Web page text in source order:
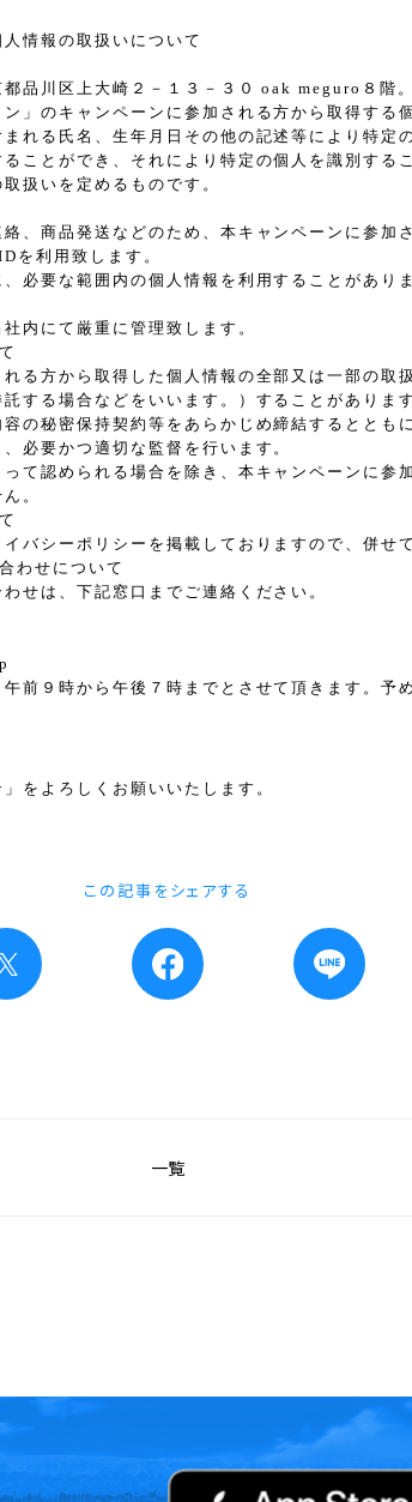
情報の取扱いについて
品川区上大崎２－１３－３０ oak meguro８階
」のキャンペーンに参加される方から取得する
れる氏名、生年月日その他の記述等により特定
ことができ、それにより特定の個人を識別する
扱いを定めるものです。
、商品発送などのため、本キャンペーンに参加
を利用致します。
必要な範囲内の個人情報を利用することがありま
内にて厳重に管理致します。
る方から取得した個人情報の全部又は一部の取
する場合などをいいます。）することがありま
の秘密保持契約等をあらかじめ締結するととも
必要かつ適切な監督を行います。
て認められる場合を除き、本キャンペーンに参
。
バシーポリシーを掲載しておりますので、併せ
わせについて
せは、下記窓口までご連絡ください。
前９時から午後７時までとさせて頂きます。予
をよろしくお願いいたします。
この記事をシェアする
一覧